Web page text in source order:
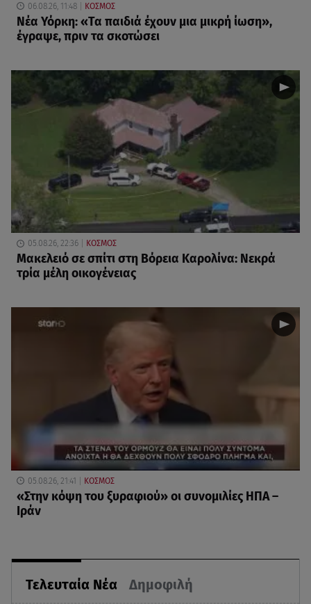
Τελευταία Νέα Δημοφιλή
06.08.26, 11:48 ΚΟΣΜΟΣ
Νέα Υόρκη: «Τα παιδιά έχουν μια μικρή ίωση»,
έγραψε, πριν τα σκοτώσει
05.08.26, 22:36 ΚΟΣΜΟΣ
Μακελειό σε σπίτι στη Βόρεια Καρολίνα: Νεκρά
τρία μέλη οικογένειας
05.08.26, 21:41 ΚΟΣΜΟΣ
«Στην κόψη του ξυραφιού» οι συνομιλίες ΗΠΑ –
Ιράν